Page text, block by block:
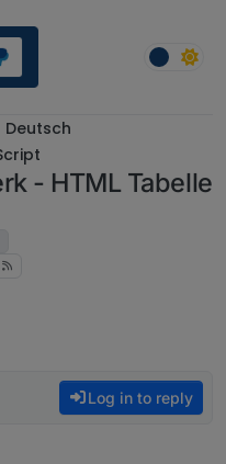
Deutsch
- HTML Tabelle
Log in to reply